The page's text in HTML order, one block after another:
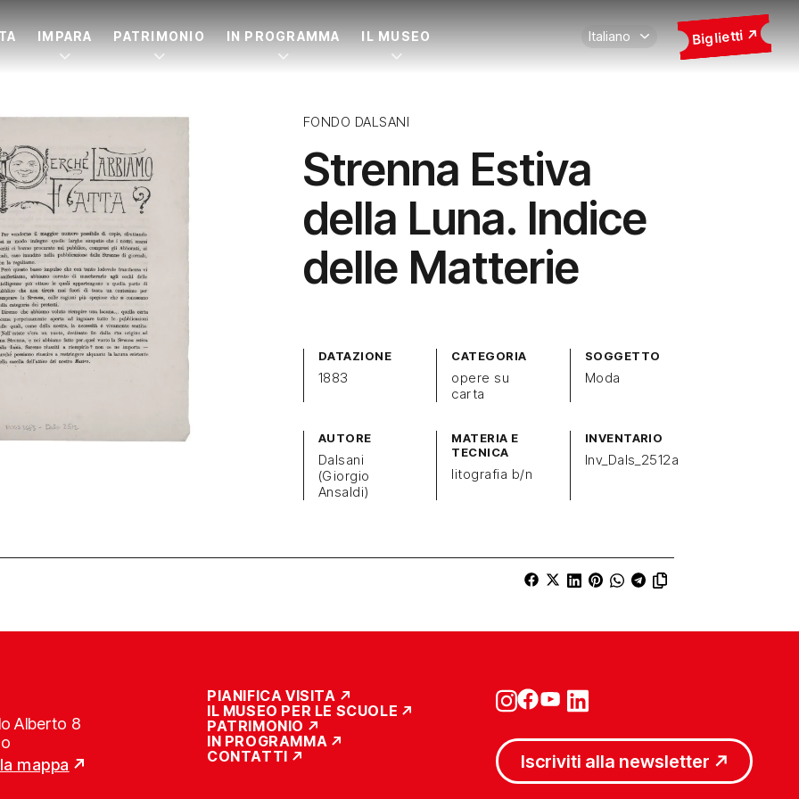
IMPARA PATRIMONIO IN PROGRAMMA IL MUSEO Biglietti
FONDO DALSANI
Strenna Estiva
della Luna. Indice
delle Matterie
DATAZIONE
1883
CATEGORIA
opere su
carta
SOGGETTO
Moda
AUTORE
Dalsani
(Giorgio
Ansaldi)
MATERIA E
TECNICA
litografia b/n
INVENTARIO
Inv_Dals_2512a
Alberto 8
mappa
PIANIFICA VISITA
IL MUSEO PER LE SCUOLE
PATRIMONIO
IN PROGRAMMA
CONTATTI
Iscriviti alla newsletter